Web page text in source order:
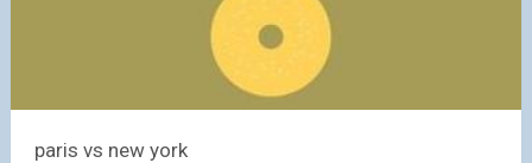
paris vs new york